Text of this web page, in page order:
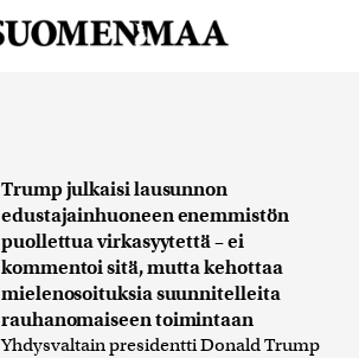
Trump julkaisi lausunnon
edustajainhuoneen enemmistön
puollettua virkasyytettä – ei
kommentoi sitä, mutta kehottaa
mielenosoituksia suunnitelleita
rauhanomaiseen toimintaan
Yhdysvaltain presidentti Donald Trump